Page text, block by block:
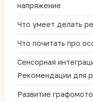
напряжение
Что умеет делать
Что почитать про
Сенсорная
Рекомендации для
Развитие